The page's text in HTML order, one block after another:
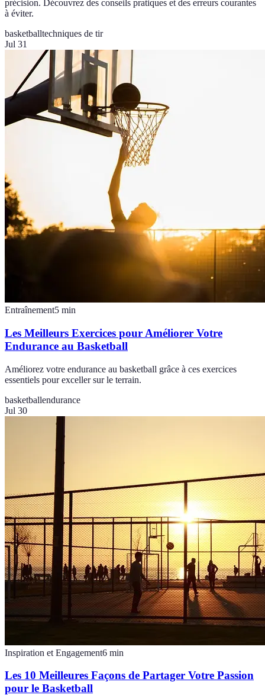
précision. Découvrez des conseils pratiques et des erreurs courantes
à éviter.
basketballtechniques de tir
Jul 31
Entraînement5 min
Les Meilleurs Exercices pour Améliorer Votre
Endurance au Basketball
Améliorez votre endurance au basketball grâce à ces exercices
essentiels pour exceller sur le terrain.
basketballendurance
Jul 30
Inspiration et Engagement6 min
Les 10 Meilleures Façons de Partager Votre Passion
pour le Basketball